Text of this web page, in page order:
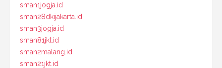
sman1jogja.id
sman28dkijakarta.id
sman3jogja.id
sman81jkt.id
sman2malang.id
sman21jkt.id